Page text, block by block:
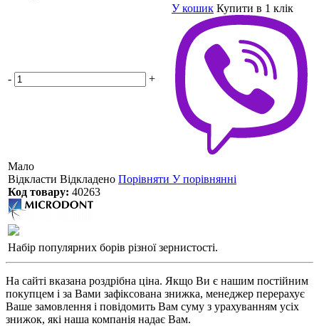
- +
У кошик Купити в 1 клік
Мало
Відкласти Відкладено Порівняти У порівнянні
Код товару: 40263
Набір популярних борів різної зернистості.
На сайті вказана роздрібна ціна. Якщо Ви є нашим постійним
покупцем і за Вами зафіксована знижка, менеджер перерахує
Ваше замовлення і повідомить Вам суму з урахуванням усіх
знижок, які наша компанія надає Вам.